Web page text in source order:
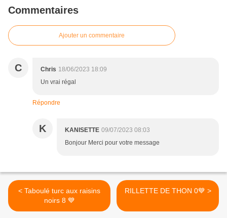
Commentaires
Ajouter un commentaire
C Chris 18/06/2023 18:09
Un vrai régal
Répondre
K KANISETTE 09/07/2023 08:03
Bonjour Merci pour votre message
< Taboulé turc aux raisins
noirs 8 💙
RILLETTE DE THON 0💙 >